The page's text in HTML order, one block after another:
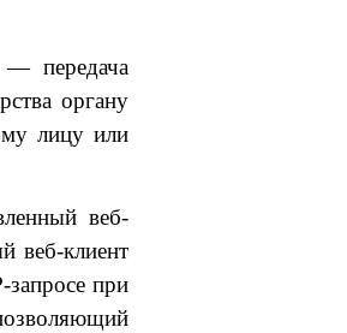
— передача
органу
лицу или
веб-
веб-клиент
запросе при